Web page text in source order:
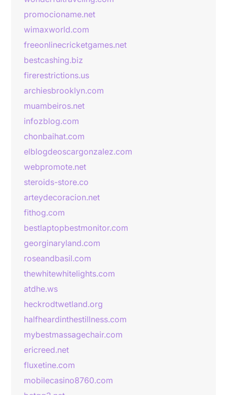
promocioname.net
wimaxworld.com
freeonlinecricketgames.net
bestcashing.biz
firerestrictions.us
archiesbrooklyn.com
muambeiros.net
infozblog.com
chonbaihat.com
elblogdeoscargonzalez.com
webpromote.net
steroids-store.co
arteydecoracion.net
fithog.com
bestlaptopbestmonitor.com
georginaryland.com
roseandbasil.com
thewhitewhitelights.com
atdhe.ws
heckrodtwetland.org
halfheardinthestillness.com
mybestmassagechair.com
ericreed.net
fluxetine.com
mobilecasino8760.com